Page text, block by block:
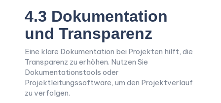
4.3 Dokumentation
und Transparenz
Eine klare Dokumentation bei Projekten hilft, die
Transparenz zu erhöhen. Nutzen Sie
Dokumentationstools oder
Projektleitungssoftware, um den Projektverlauf
zu verfolgen.